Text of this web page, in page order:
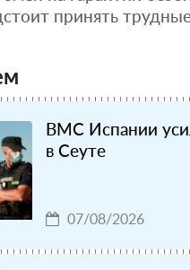
принять
ВМС Испании
в Сеуте
07/08/2026